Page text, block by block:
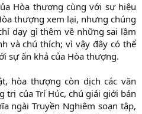
Hòa thượng cùng với sự hiệu
thượng xem lại, nhưng chúng
dạy gì thêm về những sai lầm
và chú thích; vì vậy đây có thể
sự ấn khả của Hòa thượng.
hòa thượng còn dịch các văn
trị của Trí Húc, chú giải giới bản
ngài Truyền Nghiêm soạn tập,